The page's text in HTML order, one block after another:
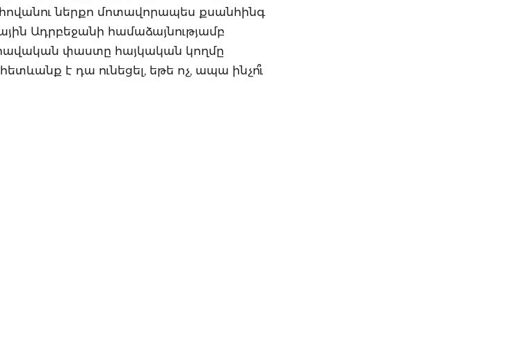
ներքո մոտավորապես քսանհինգ
Ադրբեջանի համաձայնությամբ
փաստը հայկական կողմը
է դա ունեցել, եթե ոչ, ապա ինչո՞ւ